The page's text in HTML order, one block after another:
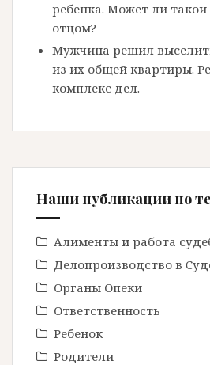
ребенка. Может ли такой
отцом?
Мужчина решил
из их общей квартиры.
комплекс дел.
Наши публикации по
Алименты и работа
Делопроизводство в
Органы Опеки
Ответственность
Ребенок
Родители